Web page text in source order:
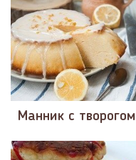
Манник с творогом